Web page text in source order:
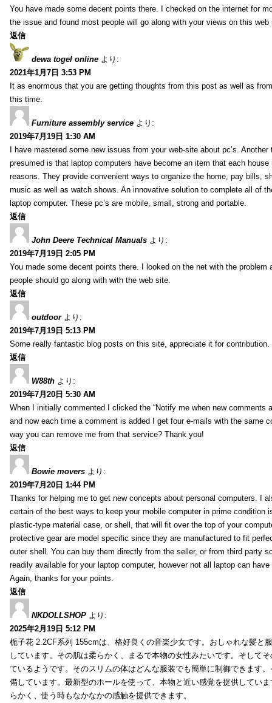
You have made some decent points there. I checked on the internet for
the issue and found most people will go along with your views on this web
返信
dewa togel online より:
2021年1月7日 3:53 PM
It as enormous that you are getting thoughts from this post as well as
this time.
Furniture assembly service より:
2019年7月19日 1:30 AM
I have mastered some new issues from your web-site about pc’s. Another
presumed is that laptop computers have become an item that each
reasons. They provide convenient ways to organize the home, pay bills,
music as well as watch shows. An innovative solution to complete all of
laptop computer. These pc’s are mobile, small, strong and portable.
返信
John Deere Technical Manuals より:
2019年7月19日 2:05 PM
You made some decent points there. I looked on the net with the problem
people should go along with with the web site.
返信
outdoor より:
2019年7月19日 5:13 PM
Some really fantastic blog posts on this site, appreciate it for contribution.
返信
W88th より:
2019年7月20日 5:30 AM
When I initially commented I clicked the “Notify me when new comments
and now each time a comment is added I get four e-mails with the same
way you can remove me from that service? Thank you!
返信
Bowie movers より:
2019年7月20日 1:44 PM
Thanks for helping me to get new concepts about personal computers. I
certain of the best ways to keep your mobile computer in prime condition
plastic-type material case, or shell, that will fit over the top of your
protective gear are model specific since they are manufactured to fit
outer shell. You can buy them directly from the seller, or from third party
readily available for your laptop computer, however not all laptop can
Again, thanks for your points.
返信
NKDOLLSHOP より:
2025年2月19日 5:12 PM
栀子花 2.2CF系列 155cmは、格好良くの音楽少女です。おしゃれな髪と
しています。その肌は柔らかく、まるで本物の女性みたいです。そして
ているようです。そのスリムの体はどんな服装でも簡単に制御できます
備しています。最新型のホールを使って、本物と近い感覚を提供してい
らかく、使う時もなかなかの感触を提供できます。